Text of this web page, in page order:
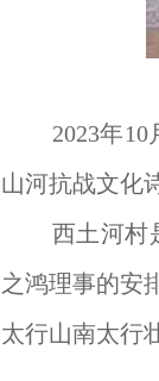
2023年10
山河抗战文化
西土河村
之鸿理事的安
太行山南太行